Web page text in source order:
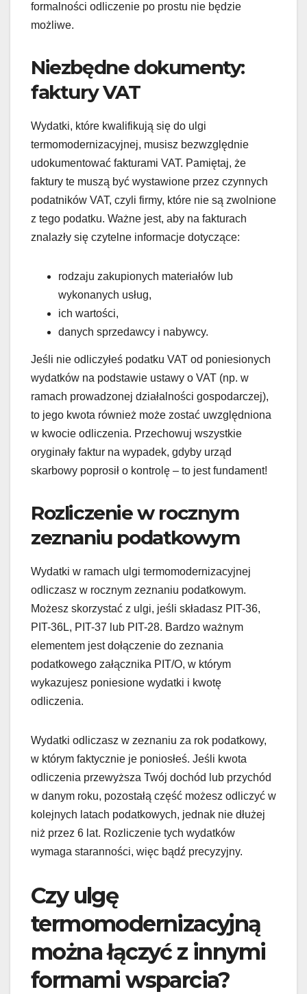
formalności odliczenie po prostu nie będzie
możliwe.
Niezbędne dokumenty:
faktury VAT
Wydatki, które kwalifikują się do ulgi
termomodernizacyjnej, musisz bezwzględnie
udokumentować fakturami VAT. Pamiętaj, że
faktury te muszą być wystawione przez czynnych
podatników VAT, czyli firmy, które nie są zwolnione
z tego podatku. Ważne jest, aby na fakturach
znalazły się czytelne informacje dotyczące:
rodzaju zakupionych materiałów lub
wykonanych usług,
ich wartości,
danych sprzedawcy i nabywcy.
Jeśli nie odliczyłeś podatku VAT od poniesionych
wydatków na podstawie ustawy o VAT (np. w
ramach prowadzonej działalności gospodarczej),
to jego kwota również może zostać uwzględniona
w kwocie odliczenia. Przechowuj wszystkie
oryginały faktur na wypadek, gdyby urząd
skarbowy poprosił o kontrolę – to jest fundament!
Rozliczenie w rocznym
zeznaniu podatkowym
Wydatki w ramach ulgi termomodernizacyjnej
odliczasz w rocznym zeznaniu podatkowym.
Możesz skorzystać z ulgi, jeśli składasz PIT-36,
PIT-36L, PIT-37 lub PIT-28. Bardzo ważnym
elementem jest dołączenie do zeznania
podatkowego załącznika PIT/O, w którym
wykazujesz poniesione wydatki i kwotę
odliczenia.
Wydatki odliczasz w zeznaniu za rok podatkowy,
w którym faktycznie je poniosłeś. Jeśli kwota
odliczenia przewyższa Twój dochód lub przychód
w danym roku, pozostałą część możesz odliczyć w
kolejnych latach podatkowych, jednak nie dłużej
niż przez 6 lat. Rozliczenie tych wydatków
wymaga staranności, więc bądź precyzyjny.
Czy ulgę
termomodernizacyjną
można łączyć z innymi
formami wsparcia?